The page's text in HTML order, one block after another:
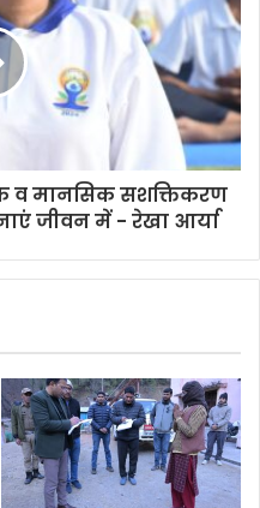
व मानसिक सशक्तिकरण
जीवन में - रेखा आर्या